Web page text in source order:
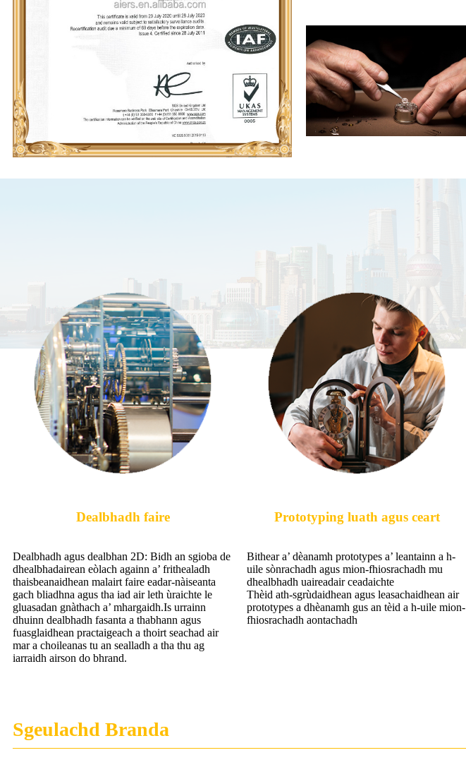
Dealbhadh faire
Dealbhadh agus dealbhan 2D: Bidh an sgioba de
dhealbhadairean eòlach againn a’ frithealadh
thaisbeanaidhean malairt faire eadar-nàiseanta
gach bliadhna agus tha iad air leth ùraichte le
gluasadan gnàthach a’ mhargaidh.Is urrainn
dhuinn dealbhadh fasanta a thabhann agus
fuasglaidhean practaigeach a thoirt seachad air
mar a choileanas tu an sealladh a tha thu ag
iarraidh airson do bhrand.
Prototyping luath agus ceart
Bithear a’ dèanamh prototypes a’ leantainn a h-
uile sònrachadh agus mion-fhiosrachadh mu
dhealbhadh uaireadair ceadaichte
Thèid ath-sgrùdaidhean agus leasachaidhean air
prototypes a dhèanamh gus an tèid a h-uile mion-
fhiosrachadh aontachadh
Sgeulachd Branda